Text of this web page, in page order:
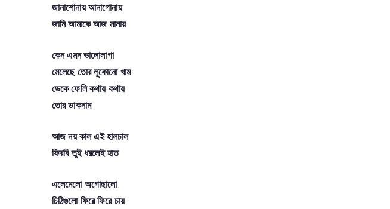
জানাশোনায় আনাগোনায়
জানি আমাকে আজ মানায়
কেন এমন ভালোলাগা
মেলেছে তোর লুকোনো খাম
ডেকে ফেলি কথায় কথায়
তোর ডাকনাম
আজ নয় কাল এই হালচাল
ফিরবি তুই ধরলেই হাত
এলেমেলো অগোছালো
চিঠিগুলো ফিরে ফিরে চায়